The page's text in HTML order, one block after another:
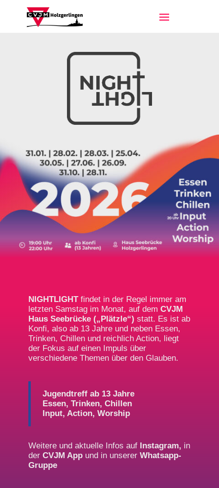
NIGHTLIGHTfindet in der Regel immer am
letzten Samstag im Monat, auf demCVJM
Haus Seebrücke („Plätzle“) statt. Es ist ab
Konfi, also ab 13 Jahre und neben Essen,
Trinken, Chillen und reichlich Action, liegt
der Fokus auf einen Impuls über
verschiedene Themen über den Glauben.
Jugendtreff ab 13 Jahre
Essen, Trinken, Chillen
Input, Action, Worship
Weitere und aktuelle Infos auf Instagram, in
derCVJM App und in unsererWhatsapp-
Gruppe